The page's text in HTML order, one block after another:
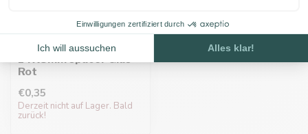
Paracord Perle
14X8MM spacer Glas
Rot
€0,35
Derzeit nicht auf Lager. Bald
zurück!